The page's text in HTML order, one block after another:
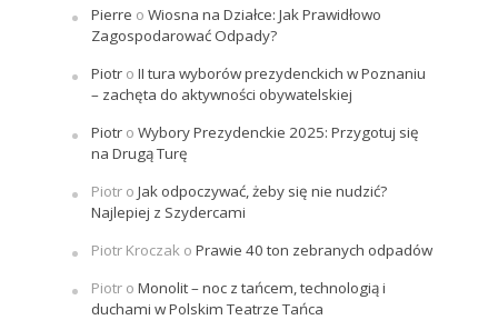
Pierre o Wiosna na Działce: Jak Prawidłowo
Zagospodarować Odpady?
Piotro II tura wyborów prezydenckich w Poznaniu
– zachęta do aktywności obywatelskiej
Piotro Wybory Prezydenckie 2025: Przygotuj się
na Drugą Turę
Piotro Jak odpoczywać, żeby się nie nudzić?
Najlepiej z Szydercami
Piotr Kroczako Prawie 40 ton zebranych odpadów
Piotro Monolit – noc z tańcem, technologią i
duchami w Polskim Teatrze Tańca